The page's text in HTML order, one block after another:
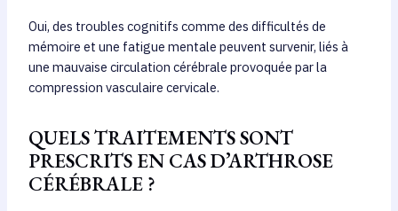
Oui, des troubles cognitifs comme des difficultés de
mémoire et une fatigue mentale peuvent survenir, liés à
une mauvaise circulation cérébrale provoquée par la
compression vasculaire cervicale.
QUELS TRAITEMENTS SONT
PRESCRITS EN CAS D’ARTHROSE
CÉRÉBRALE ?